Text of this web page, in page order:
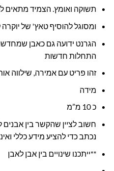
תשוקה ואומץ. הצמיד מתאים
ומסוגל להוסיף טאץ' של יוקרה
הגרנט ידועה גם כאבן
התחלות חדשות
זהו פריט עם אמירה, שילווה
מידה
כ 10 מ”מ
חשוב לציין שהקשר בין
נכתב כדי להציע מידע כללי
**ייתכנו שינויים בין אבן לאבן